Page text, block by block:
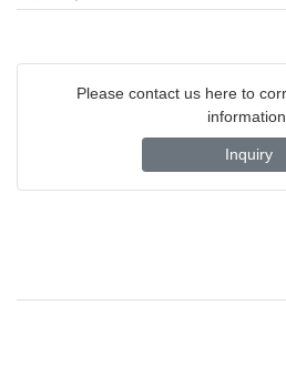
Please contact us here to
information.
Inquiry